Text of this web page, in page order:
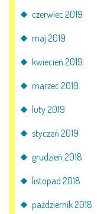
czerwiec 2019
maj 2019
kwiecień 2019
marzec 2019
luty 2019
styczeń 2019
grudzień 2018
listopad 2018
październik 2018